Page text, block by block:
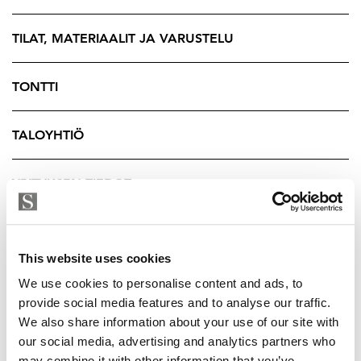
This website uses cookies
We use cookies to personalise content and ads, to
provide social media features and to analyse our traffic.
We also share information about your use of our site with
our social media, advertising and analytics partners who
erillinen wc päämakuuhuoneen yhteydessä on iso
plussa.
omalla tontilla. Yhtiössä on tehty mittavia
otettu myös huomioon tavoitteet kohti hiilineutraalia
Suomea, joten koko talon lämmitysjärjestelmä uusittiin
energiatehokkaaksi vesi-ilmalämpöpumppu-
järjestelmäksi. Yhtiössä tehtyjen korjausten
kustannukset sisältyvät
Tämä koti kätkee sisäänsä upean mahdollisuuden!
Asunnon kauppahintaan sisältyy/voidaan sisällyttää
suoraan yläpuolella sijaitseva, noin 60 m² ullakkotila
erillisillä osakkeilla. Kyseessä on tavanomainen kylmä
TILAT, MATERIAALIT JA VARUSTELU
TONTTI
TALOYHTIÖ
YRITYKSEN TIEDOT